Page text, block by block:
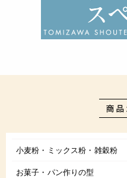
小麦粉・ミックス粉・雑穀粉
お菓子・パン作りの型